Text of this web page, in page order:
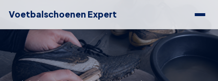
Voetbalschoenen Expert